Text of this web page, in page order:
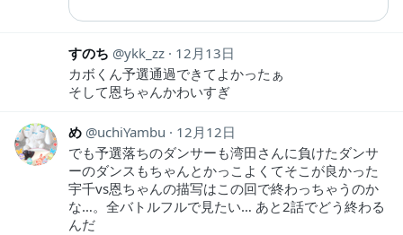
すのち ykk_zz
12月13日
カボくん予選通過できてよかったぁ
そして恩ちゃんかわいすぎ
め uchiYambu
12月12日
でも予選落ちのダンサーも湾田さんに負けたダンサ
ーのダンスもちゃんとかっこよくてそこが良かった
宇千vs恩ちゃんの描写はこの回で終わっちゃうのか
な…。全バトルフルで見たい… あと2話でどう終わる
んだ